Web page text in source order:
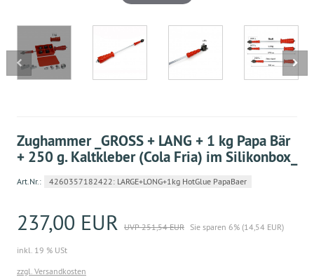
Zughammer _GROSS + LANG + 1 kg Papa Bär
+ 250 g. Kaltkleber (Cola Fria) im Silikonbox_
Art.Nr.: 4260357182422: LARGE+LONG+1kg HotGlue PapaBaer
237,00 EUR UVP 251,54 EUR Sie sparen 6% (14,54 EUR)
inkl. 19 % USt
zzgl. Versandkosten